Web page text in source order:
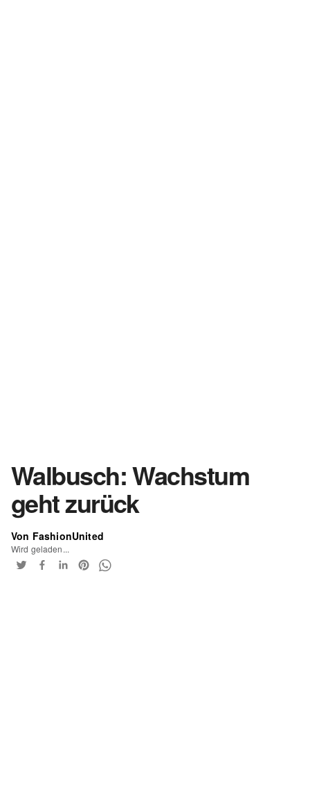
Walbusch: Wachstum
geht zurück
Von FashionUnited
Wird geladen...